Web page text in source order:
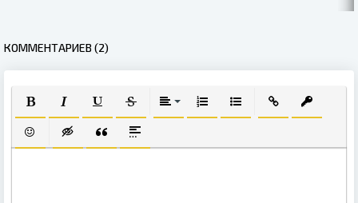
КОММЕНТАРИЕВ (2)
ПОЛУЖИРНЫЙ
КУРСИВПОДЧЕРКНУТЫЙ
ЗАЧЕРКНУТЫЙВЫРАВНИВАНИЕ
НУМЕРОВАННЫЙ СПИСОК
МАРКИРОВАННЫЙ
ВСТАВИТЬ
ВСТАВИТЬ СМАЙЛИК
ВСТАВКА СКРЫТОГО ТЕКСТА
ВСТАВКА ЦИТАТЫ
ВСТАВКА СПОЙЛЕРА